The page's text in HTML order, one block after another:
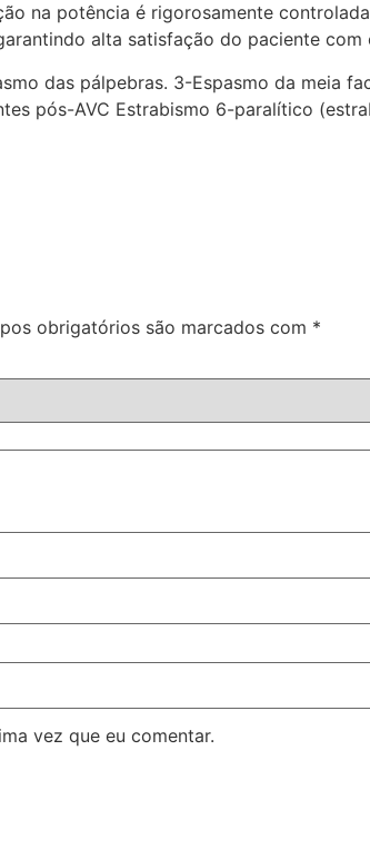
na potência é rigorosamente
alta satisfação do paciente com
das pálpebras. 3-Espasmo da meia
pós-AVC Estrabismo 6-paralítico
obrigatórios são marcados com *
vez que eu comentar.